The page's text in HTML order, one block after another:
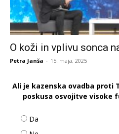
O koži in vplivu sonca
Petra Janša - 15. maja, 2025
Ali je kazenska ovadba proti
poskusa osvojitve visoke
Da